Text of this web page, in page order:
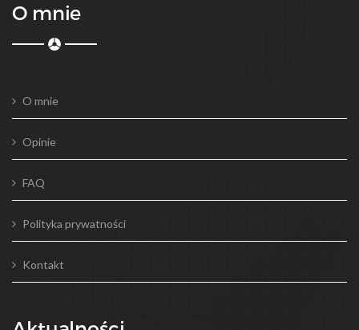
O mnie
O mnie
Opinie
FAQ
Polityka prywatności
Kontakt